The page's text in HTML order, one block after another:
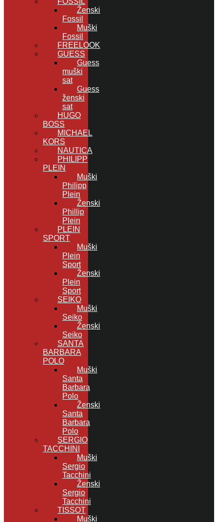
Ženski
Fossil
Muški
Fossil
FREELOOK
GUESS
Guess
muški
sat
Guess
ženski
sat
HUGO
BOSS
MICHAEL
KORS
NAUTICA
PHILIPP
PLEIN
Muški
Philipp
Plein
Ženski
Phillip
Plein
PLEIN
SPORT
Muški
Plein
Sport
Ženski
Plein
Sport
SEIKO
Muški
Seiko
Ženski
Seiko
SANTA
BARBARA
POLO
Muški
Santa
Barbara
Polo
Ženski
Santa
Barbara
Polo
SERGIO
TACCHINI
Muški
Sergio
Tacchini
Ženski
Sergio
Tacchini
TISSOT
Muški